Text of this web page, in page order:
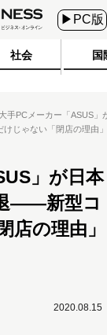
▶PC版
社会 国
大手PCメーカー「ASUS」
じゃない「閉店の理由」
」が日本
――新型コ
店の理由」
2020.08.15